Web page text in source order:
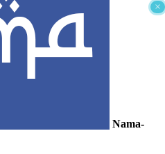
×
Nama-